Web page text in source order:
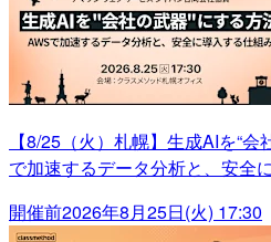
【8/25（火）札幌】生成AIを“
で加速するデータ分析と、安全
開催前2026年8月25日(火) 17:30